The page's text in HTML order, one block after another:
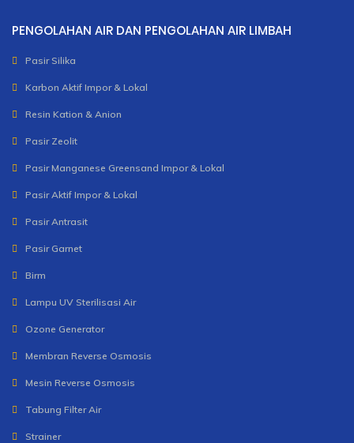
PENGOLAHAN AIR DAN PENGOLAHAN AIR LIMBAH
Pasir Silika
Karbon Aktif Impor & Lokal
Resin Kation & Anion
Pasir Zeolit
Pasir Manganese Greensand Impor & Lokal
Pasir Aktif Impor & Lokal
Pasir Antrasit
Pasir Garnet
Birm
Lampu UV Sterilisasi Air
Ozone Generator
Membran Reverse Osmosis
Mesin Reverse Osmosis
Tabung Filter Air
Strainer